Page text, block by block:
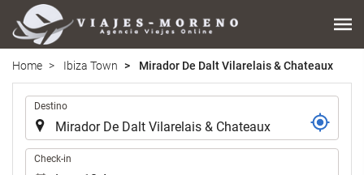
Home Ibiza Town Mirador De Dalt Vilarelais & Chateaux
Destino
Check-in